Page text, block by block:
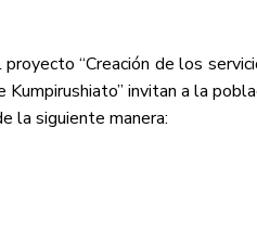
“Creación de los
invitan a la
la siguiente manera: